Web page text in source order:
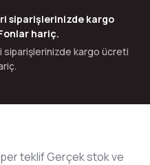
siparişlerinizde kargo
hariç.
siparişlerinizde kargo ücreti
teklif Gerçek stok ve